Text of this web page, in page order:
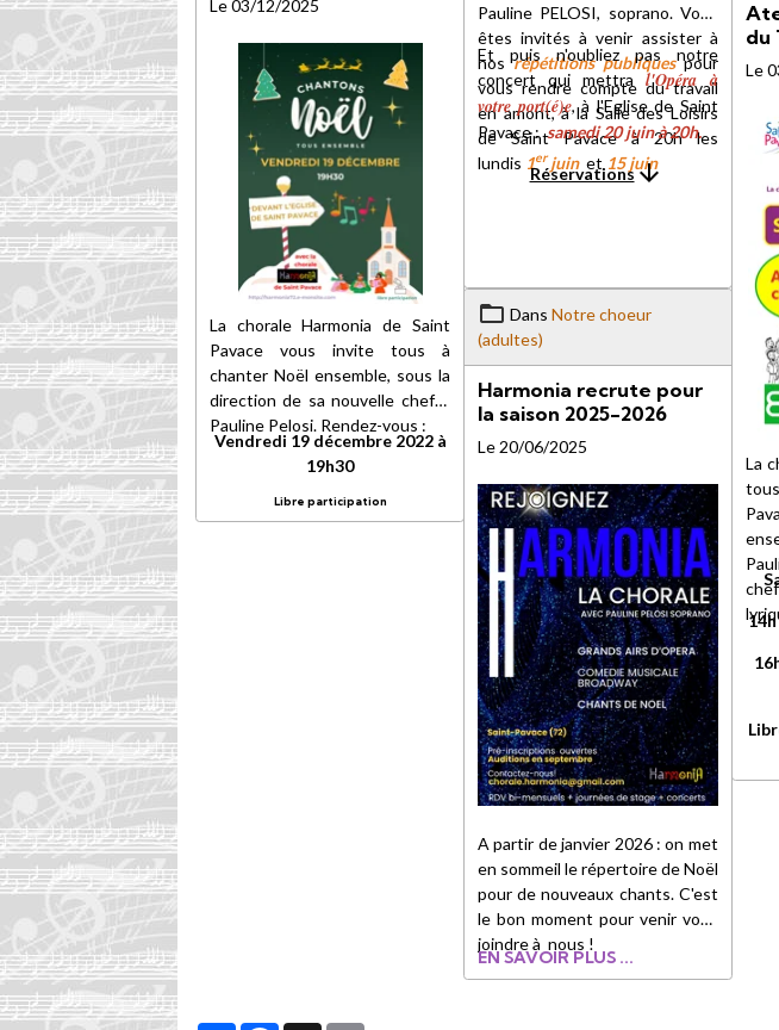
Pauline PELOSI, soprano. Vous
êtes invités à venir assister à
nosrépétitions publiquespour
vous rendre compte du travail
en amont, à la Salle des Loisirs
de Saint Pavace à 20h les
lundis 1erjuin et 15 juin
Et puis n'oubliez pas notre
concert qui mettra l'Opéra à
votre port(é)e, à l'Eglise de Saint
Pavace :samedi 20 juin à 20h.
Réservations
Le 03/12/2025
La chorale Harmonia de Saint
Pavace vous invite tous à
chanter Noël ensemble, sous la
direction de sa nouvelle cheffe
Pauline Pelosi. Rendez-vous :
Vendredi 19 décembre 2022 à
19h30
Libre participation
du
Le
La
14h
Dans Notre choeur
(adultes)
Harmonia recrute pour
la saison 2025-2026
Le 20/06/2025
A partir de janvier 2026 : on met
en sommeil le répertoire de Noël
pour de nouveaux chants. C'est
le bon moment pour venir vous
joindre à nous !
EN SAVOIR PLUS ...